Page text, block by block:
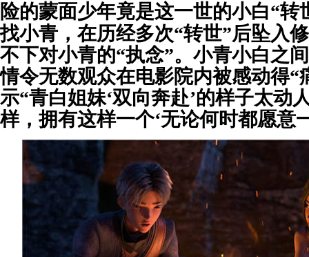
险的蒙面少年竟是这一世的小白“转
找小青，在历经多次“转世”后坠入
不下对小青的“执念”。小青小白之
情令无数观众在电影院内被感动得“
示“青白姐妹‘双向奔赴’的样子太动
样，拥有这样一个‘无论何时都愿意